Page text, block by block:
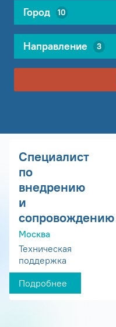
Город 10
Направление 3
Специалист
по
внедрению
и
сопровождению
Москва
Техническая
поддержка
Подробнее